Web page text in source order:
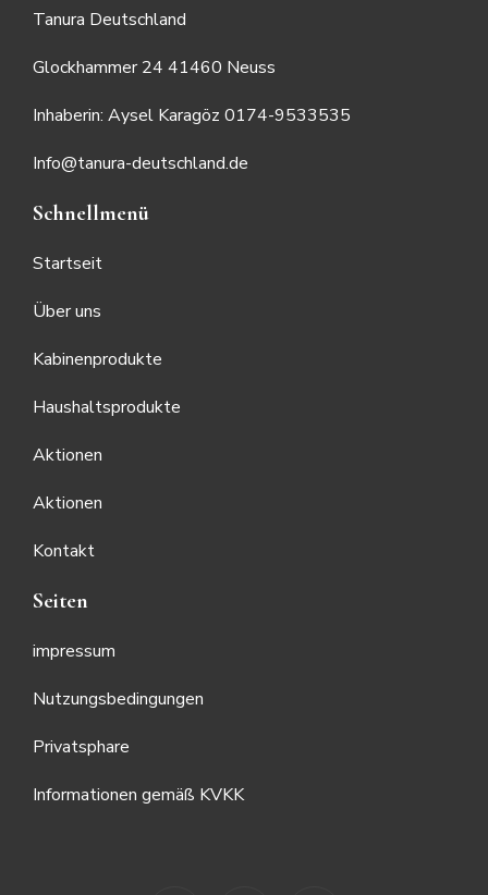
Tanura Deutschland
Glockhammer 24 41460 Neuss
Inhaberin: Aysel Karagöz 0174-9533535
Info@tanura-deutschland.de
Schnellmenü
Startseit
Über uns
Kabinenprodukte
Haushaltsprodukte
Aktionen
Aktionen
Kontakt
Seiten
impressum
Nutzungsbedingungen
Privatsphare
Informationen gemäß KVKK